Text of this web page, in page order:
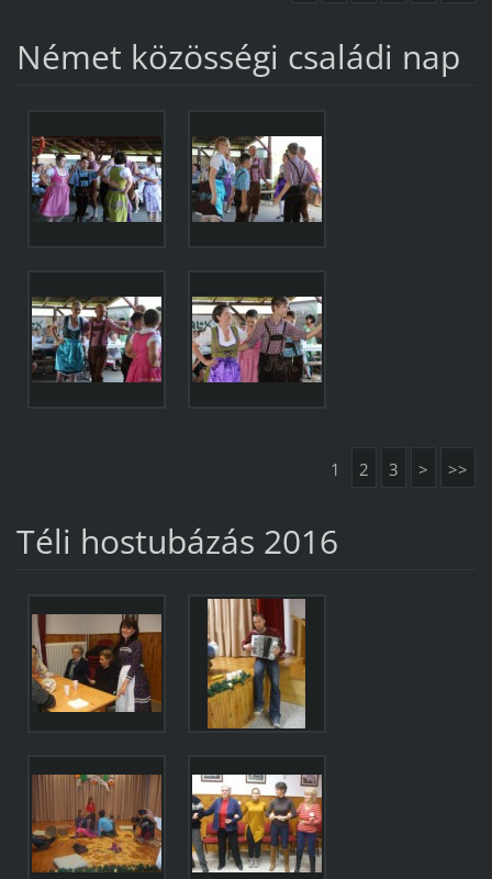
Német közösségi családi nap
1 2 3 > >>
Téli hostubázás 2016